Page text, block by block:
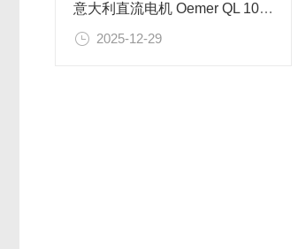
意大利直流电机 Oemer QL 100 M 的参数详情
2025-12-29